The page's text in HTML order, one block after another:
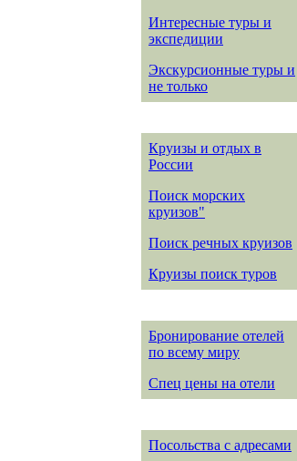
Интересные туры и
экспедиции
Экскурсионные туры и
не только
Круизы и отдых в
России
Поиск морских
круизов"
Поиск речных круизов
Круизы поиск туров
Бронирование отелей
по всему миру
Спец цены на отели
Посольства с адресами